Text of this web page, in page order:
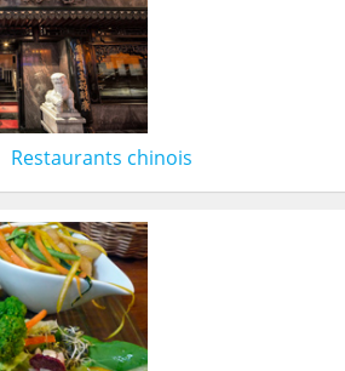
Restaurants chinois